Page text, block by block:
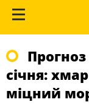
січня:
міцний